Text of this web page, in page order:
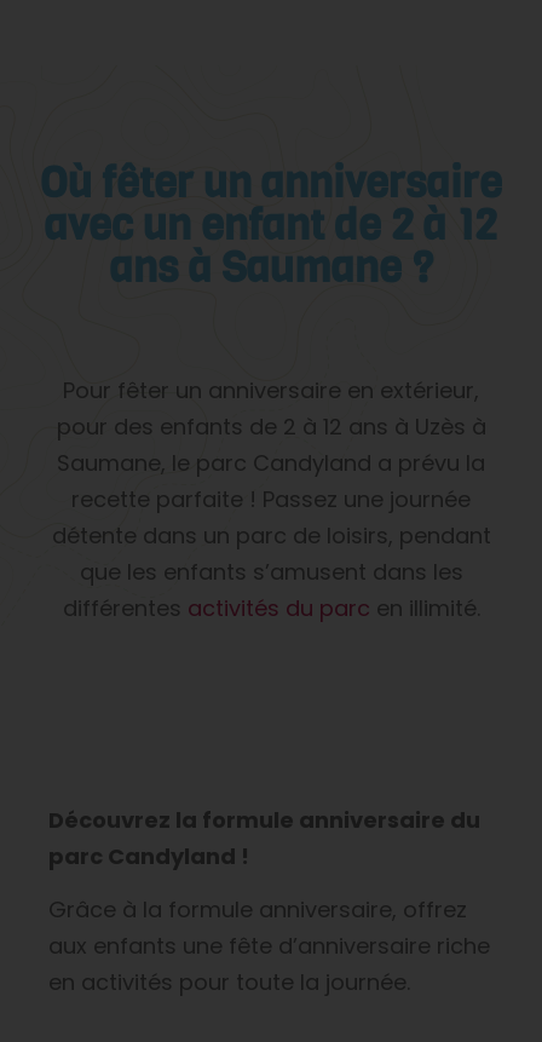
Où fêter un anniversaire
avec un enfant de 2 à 12
ans à Saumane ?
Pour fêter un anniversaire en extérieur,
pour des enfants de 2 à 12 ans à Uzès à
Saumane, le parc Candyland a prévu la
recette parfaite ! Passez une journée
détente dans un parc de loisirs, pendant
que les enfants s’amusent dans les
différentes activités du parc en illimité.
Découvrez la formule anniversaire du
parc Candyland !
Grâce à la formule anniversaire, offrez
aux enfants une fête d’anniversaire riche
en activités pour toute la journée.